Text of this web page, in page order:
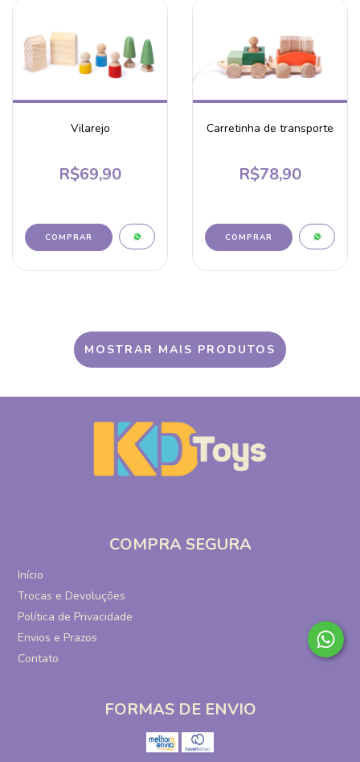
Vilarejo
R$69,90
Carretinha de transporte
R$78,90
MOSTRAR MAIS PRODUTOS
COMPRA SEGURA
Início
Trocas e Devoluções
Política de Privacidade
Envios e Prazos
Contato
FORMAS DE ENVIO